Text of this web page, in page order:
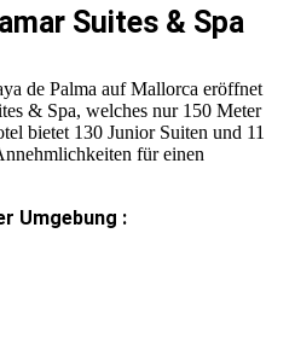
Suites & Spa
de Palma auf Mallorca eröffnet
& Spa, welches nur 150 Meter
bietet 130 Junior Suiten und 11
für einen
Umgebung :